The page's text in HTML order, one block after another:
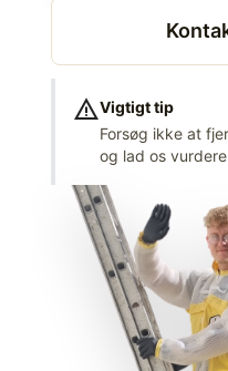
warningVigtigt tip
Forsøg ikke at
og lad os